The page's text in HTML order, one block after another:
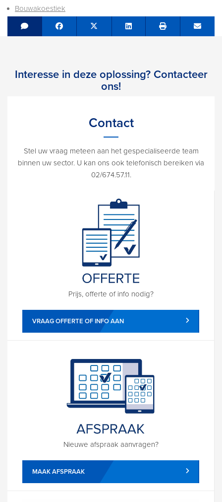
Bouwakoestiek
Share on Facebook
Tweet Share on LinkedIn Send
Interesse in deze oplossing? Contacteer
ons!
Contact
Stel uw vraag meteen aan het gespecialiseerde team
binnen uw sector. U kan ons ook telefonisch bereiken via
02/674.57.11.
Prijs, offerte of info nodig?
VRAAG OFFERTE OF INFO AAN
Nieuwe afspraak aanvragen?
MAAK AFSPRAAK